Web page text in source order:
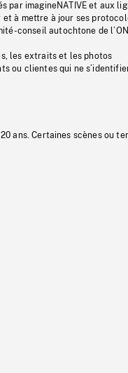
par imagineNATIVE et aux
et à mettre à jour ses
conseil autochtone de
les extraits et les photos
ou clientes qui ne
ans. Certaines scènes ou